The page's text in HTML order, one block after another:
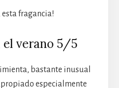
fragancia!
el verano 5/5
bastante inusual
especialmente